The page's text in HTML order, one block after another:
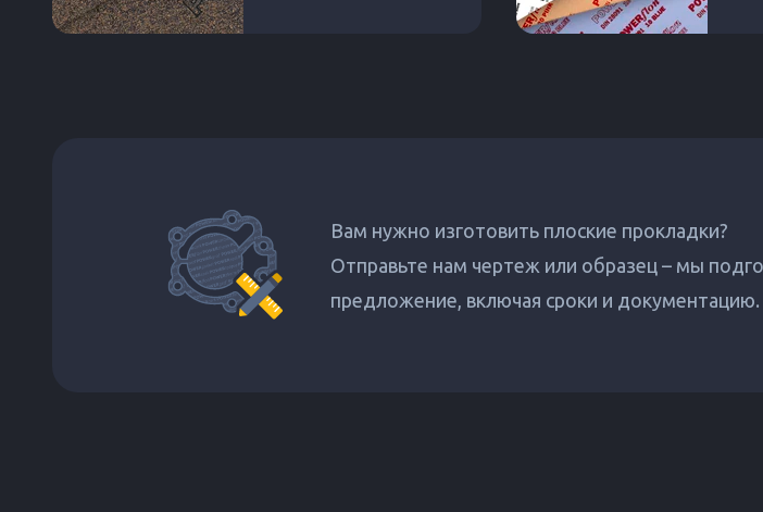
Вам нужно изготовить плоские прокладки?
Отправьте нам чертеж или образец – мы
предложение, включая сроки и документацию.